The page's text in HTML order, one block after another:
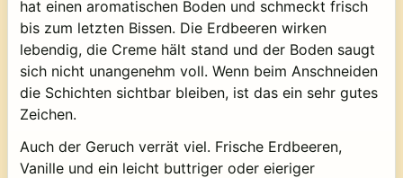
hat einen aromatischen Boden und schmeckt frisch
bis zum letzten Bissen. Die Erdbeeren wirken
lebendig, die Creme hält stand und der Boden saugt
sich nicht unangenehm voll. Wenn beim Anschneiden
die Schichten sichtbar bleiben, ist das ein sehr gutes
Zeichen.
Auch der Geruch verrät viel. Frische Erdbeeren,
Vanille und ein leicht buttriger oder eieriger